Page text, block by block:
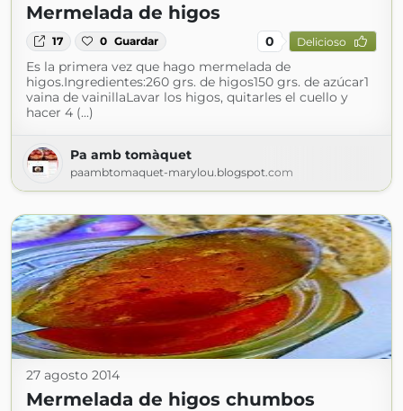
Mermelada de higos
17 0 Guardar 0 Delicioso
Es la primera vez que hago mermelada de
higos.Ingredientes:260 grs. de higos150 grs. de azúcar1
vaina de vainillaLavar los higos, quitarles el cuello y
hacer 4 (...)
Pa amb tomàquet
paambtomaquet-marylou.blogspot.com
27 agosto 2014
Mermelada de higos chumbos